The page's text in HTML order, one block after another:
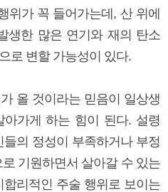
위가 꼭 들어가는데, 산 위에
생한 많은 연기와 재의 탄소
로 변할 가능성이 있다.
올 것이라는 믿음이 일상생
가게 하는 힘이 된다. 설령
의 정성이 부족하거나 부정
기원하면서 살아갈 수 있는
리적인 주술 행위로 보이는